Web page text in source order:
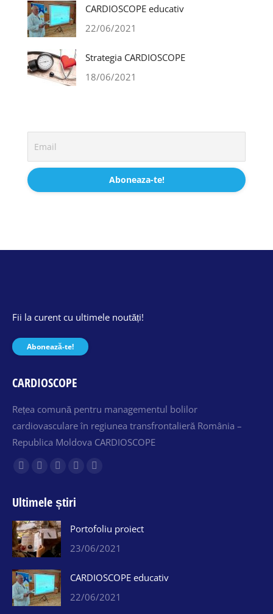
CARDIOSCOPE educativ
22/06/2021
Strategia CARDIOSCOPE
18/06/2021
Fii la curent cu ultimele noutăți!
Abonează-te!
CARDIOSCOPE
Rețea comună pentru managementul bolilor
cardiovasculare în regiunea transfrontalieră România –
Republica Moldova CARDIOSCOPE
Find us on:
Facebook
opens
in
new
window
X
opens
in
new
window
Linkedin
opens
in
new
window
Mail
opens
new
window
Website
new
window
Ultimele știri
Portofoliu proiect
23/06/2021
CARDIOSCOPE educativ
22/06/2021